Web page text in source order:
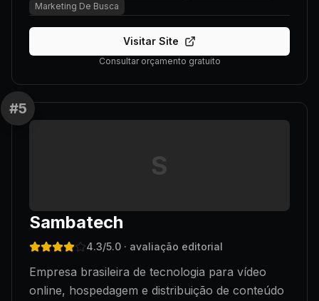
Marketing De Busca
Visitar Site
Consultar orçamento gratuito
#5
S
Sambatech
4.3/5.0 · avaliação editorial
Empresa brasileira de tecnologia para vídeo
online, hospedagem e distribuição de conteúdo